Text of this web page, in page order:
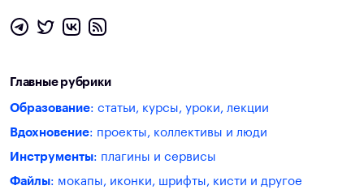
Главные рубрики
Образование: статьи, курсы, уроки, лекции
Вдохновение: проекты, коллективы и люди
Инструменты: плагины и сервисы
Файлы: мокапы, иконки, шрифты, кисти и другое